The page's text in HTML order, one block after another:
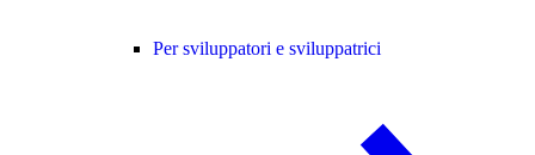
Per sviluppatori e sviluppatrici